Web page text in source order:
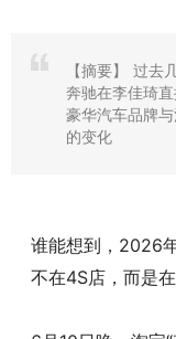
【摘要】
过去
奔驰在李佳琦
豪华汽车品牌
的变化
谁能想到，2026
不在4S店，而是